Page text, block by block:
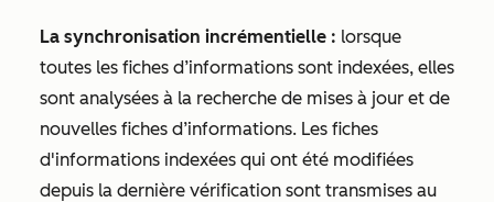
La synchronisation incrémentielle : lorsque
toutes les fiches d’informations sont indexées, elles
sont analysées à la recherche de mises à jour et de
nouvelles fiches d’informations. Les fiches
d'informations indexées qui ont été modifiées
depuis la dernière vérification sont transmises au